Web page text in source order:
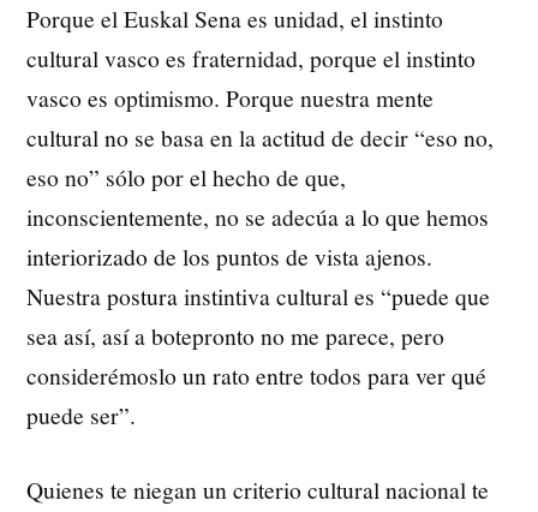
Porque el Euskal Sena es unidad, el instinto
cultural vasco es fraternidad, porque el instinto
vasco es optimismo. Porque nuestra mente
cultural no se basa en la actitud de decir “eso no,
eso no” sólo por el hecho de que,
inconscientemente, no se adecúa a lo que hemos
interiorizado de los puntos de vista ajenos.
Nuestra postura instintiva cultural es “puede que
sea así, así a botepronto no me parece, pero
considerémoslo un rato entre todos para ver qué
puede ser”.
Quienes te niegan un criterio cultural nacional te